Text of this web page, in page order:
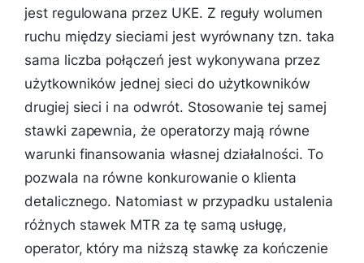
jest regulowana przez UKE. Z reguły wolumen
ruchu między sieciami jest wyrównany tzn. taka
sama liczba połączeń jest wykonywana przez
użytkowników jednej sieci do użytkowników
drugiej sieci i na odwrót. Stosowanie tej samej
stawki zapewnia, że operatorzy mają równe
warunki finansowania własnej działalności. To
pozwala na równe konkurowanie o klienta
detalicznego. Natomiast w przypadku ustalenia
różnych stawek MTR za tę samą usługę,
operator, który ma niższą stawkę za kończenie